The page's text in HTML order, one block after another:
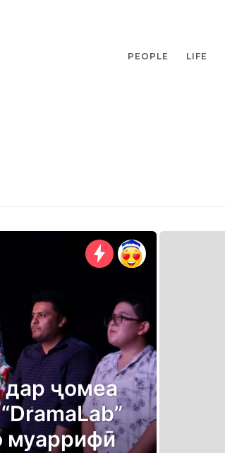
PEOPLE LIFE
дар ҷомеа
муаррифӣ